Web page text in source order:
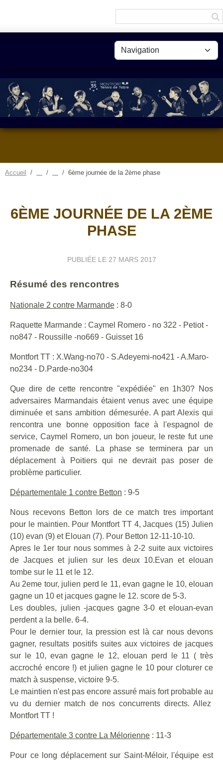
Accueil 6ème journée de la 2ème phase
6ÈME JOURNÉE DE LA 2ÈME
PHASE
PUBLIÉE LE 27 MARS 2017
Résumé des rencontres
Nationale 2 contre Marmande : 8-0
Raquette Marmande : Caymel Romero - no 322 - Petiot -
no847 - Roussille -no669 - Guisset 16
Montfort TT : X.Wang-no70 - S.Adeyemi-no421 - A.Maro-
no234 - D.Parde-no304
Que dire de cette rencontre "expédiée" en 1h30? Nos
adversaires Marmandais étaient venus avec une équipe
diminuée et sans ambition démesurée. A part Alexis qui
rencontra une bonne opposition face à l'espagnol de
service, Caymel Romero, un bon joueur, le reste fut une
promenade de santé. La phase se terminera par un
déplacement à Poitiers qui ne devrait pas poser de
problème particulier.
Départementale 1 contre Betton : 9-5
Nous recevons Betton lors de ce match tres important
pour le maintien. Pour Montfort TT 4, Jacques (15) Julien
(10) evan (9) et Elouan (7). Pour Betton 12-11-10-10.
Apres le 1er tour nous sommes à 2-2 suite aux victoires
de Jacques et julien sur les deux 10.Evan et elouan
tombe sur le 11 et le 12.
Au 2eme tour, julien perd le 11, evan gagne le 10, elouan
gagne un 10 et jacques gagne le 12. score de 5-3.
Les doubles, julien -jacques gagne 3-0 et elouan-evan
perdent a la belle. 6-4.
Pour le dernier tour, la pression est là car nous devons
gagner, resultats positifs suites aux victoires de jacques
sur le 10, evan gagne le 12, elouan perd le 11 ( très
accroché encore !) et julien gagne le 10 pour cloturer ce
match à suspense, victoire 9-5.
Le maintien n'est pas encore assuré mais fort probable au
vu du dernier match de nos concurrents directs. Allez
Montfort TT !
Départementale 3 contre La Mélorienne : 11-3
Pour ce long déplacement sur Saint-Méloir, l'équipe est